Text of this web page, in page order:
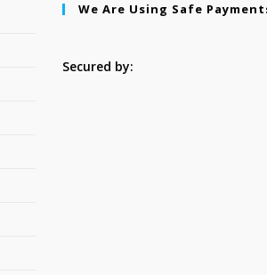
We Are Using Safe
Secured by: